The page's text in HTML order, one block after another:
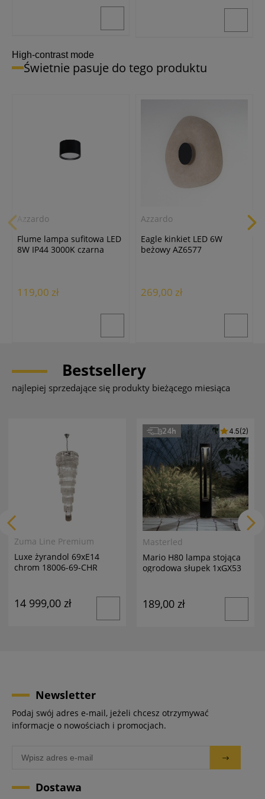
High-contrast mode
Świetnie pasuje do tego produktu
Azzardo
Flume lampa sufitowa LED
8W IP44 3000K czarna
119,00 zł
Azzardo
Eagle kinkiet LED 6W
beżowy AZ6577
269,00 zł
Bestsellery
najlepiej sprzedające się produkty bieżącego miesiąca
Zuma Line Premium
Luxe żyrandol 69xE14
chrom 18006-69-CHR
14 999,00 zł
24h
Masterled
Mario H80 lampa stojąca
ogrodowa słupek 1xGX53
4.5(2)
189,00 zł
Newsletter
Podaj swój adres e-mail, jeżeli chcesz otrzymywać
informacje o nowościach i promocjach.
Dostawa